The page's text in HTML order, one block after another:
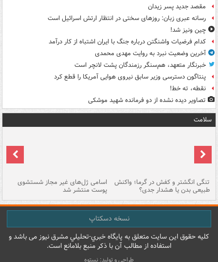
مقصد جدید پسر زیدان
رسانه عبری زبان: روزهای سختی در انتظار ارتش اسرائیل است
چین ونیز شد!
کدام فرضیات واشنگتن درباره جنگ با ایران اشتباه از کار درآمد
آخرین وضعیت نبرد به روایت مهدی محمدی
خبرنگار متعهد، هم‌سنگر رزمندگان پشت لانچر است
پنتاگون دسترسی وزیر سابق نیروی هوایی آمریکا را قطع کرد
نقطه، ته خط!
تصاویر دیده‌ نشده از دو فرمانده شهید موشکی
سلامت
تنگی انگشتر و کفش در گرما؛ واکنش
طبیعی بدن یا هشدار جدی؟
اسامی ژل‌های غیر مجاز شستشوی
پوست منتشر شد
نسخه دسکتاپ
کليه حقوق اين سايت متعلق به پایگاه خبري-تحليلي مشرق نيوز می باشد و
استفاده از مطالب آن با ذکر منبع بلامانع است.
طراحی و تولید: نستوه